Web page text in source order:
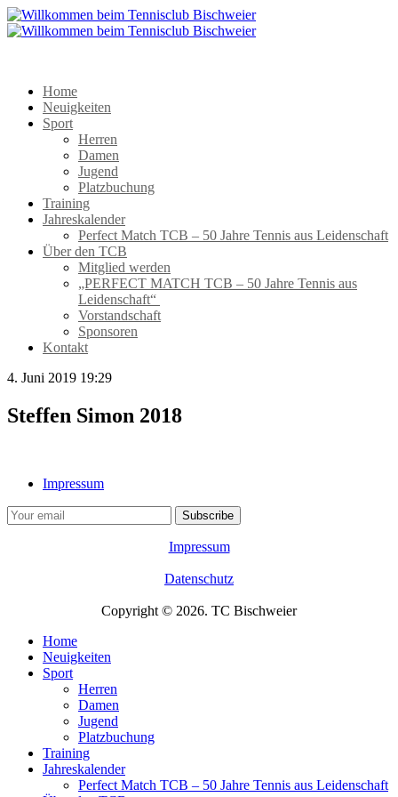
Home
Neuigkeiten
Sport
Herren
Damen
Jugend
Platzbuchung
Training
Jahreskalender
Perfect Match TCB – 50 Jahre Tennis aus Leidenschaft
Über den TCB
Mitglied werden
„PERFECT MATCH TCB – 50 Jahre Tennis aus
Leidenschaft“
Vorstandschaft
Sponsoren
Kontakt
4. Juni 2019 19:29
Steffen Simon 2018
Impressum
Impressum
Datenschutz
Copyright © 2026. TC Bischweier
Home
Neuigkeiten
Sport
Herren
Damen
Jugend
Platzbuchung
Training
Jahreskalender
Perfect Match TCB – 50 Jahre Tennis aus Leidenschaft